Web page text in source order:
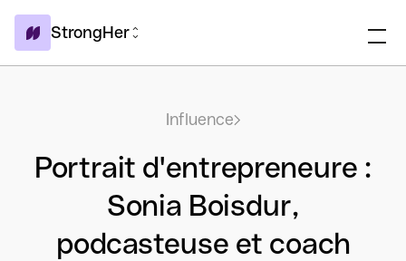
StrongHer
Influence
Portrait d'entrepreneure :
Sonia Boisdur,
podcasteuse et coach